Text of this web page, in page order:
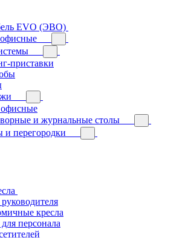
EVO (ЭВО)
приставки
и журнальные столы
и перегородки
кресла
персонала